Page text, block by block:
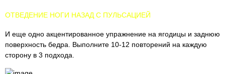
ОТВЕДЕНИЕ НОГИ НАЗАД С ПУЛЬСАЦИЕЙ
И еще одно акцентированное упражнение на ягодицы и заднюю
поверхность бедра. Выполните 10-12 повторений на каждую
сторону в 3 подхода.